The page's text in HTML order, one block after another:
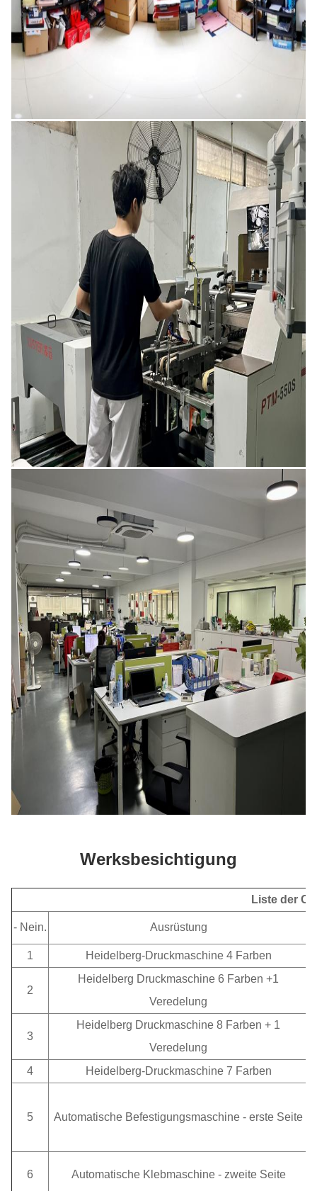
Werksbesichtigung
Liste der
- Nein. Ausrüstung
1 Heidelberg-Druckmaschine 4 Farben
2
Heidelberg Druckmaschine 6 Farben +1
Veredelung
3
Heidelberg Druckmaschine 8 Farben + 1
Veredelung
4
Heidelberg-Druckmaschine 7 Farben
5 Automatische Befestigungsmaschine - erste Seite
6 Automatische Klebmaschine - zweite Seite